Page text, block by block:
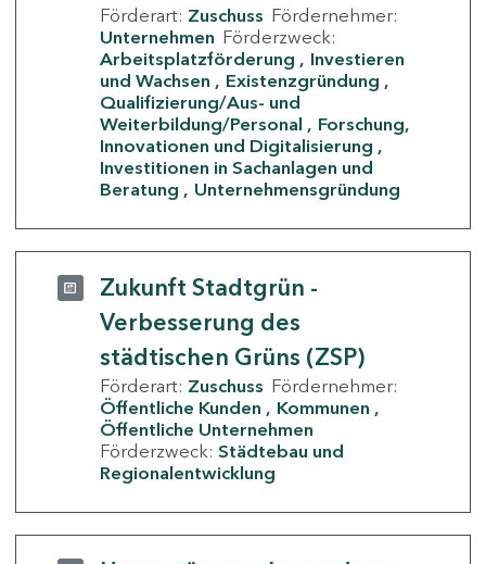
Förderart: Zuschuss Fördernehmer:
Unternehmen Förderzweck:
Arbeitsplatzförderung
Investieren
und Wachsen
Existenzgründung
Qualifizierung/Aus- und
Weiterbildung/Personal
Forschung,
Innovationen und Digitalisierung
Investitionen in Sachanlagen und
Beratung
Unternehmensgründung
Zukunft Stadtgrün -
Verbesserung des
städtischen Grüns (ZSP)
Förderart: Zuschuss Fördernehmer:
Öffentliche Kunden
Kommunen
Öffentliche Unternehmen
Förderzweck: Städtebau und
Regionalentwicklung